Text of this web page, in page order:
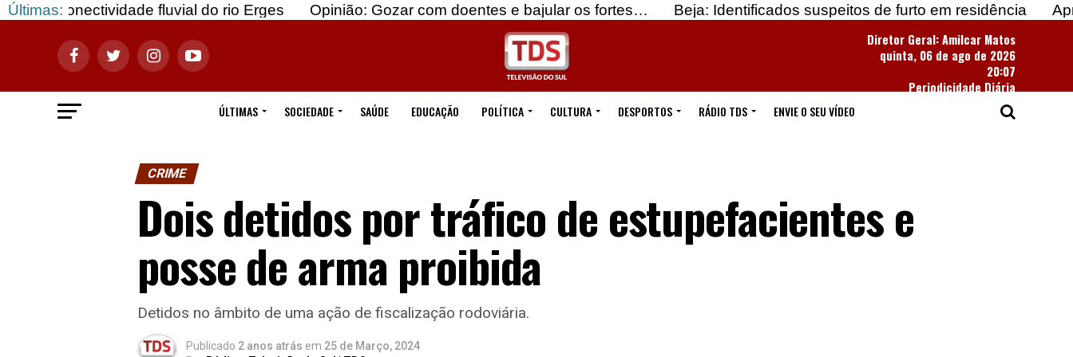
Últimas:fluvial do rio Erges Opinião: Gozar com doentes e bajular os fortes… Beja: Identificados suspeitos de furto em residência
Apreendidas
Diretor Geral: Amilcar Matos
quinta, 06 de ago de 2026
20:07
Periodicidade Diária
ÚLTIMAS
SOCIEDADE SAÚDE EDUCAÇÃO POLÍTICA CULTURA DESPORTOS RÁDIO TDS ENVIE O SEU VÍDEO
CRIME
Dois detidos por tráfico de estupefacientes e
posse de arma proibida
Detidos no âmbito de uma ação de fiscalização rodoviária.
Publicado 2 anos atrás em 25 de Março, 2024